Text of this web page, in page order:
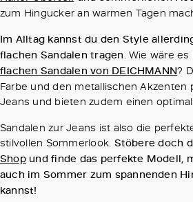
zum Hingucker an warmen Tagen
Im Alltag kannst du den Style
flachen Sandalen tragen. Wie wäre
flachen Sandalen von DEICHMANN?
Farbe und den metallischen Akzenten
Jeans und bieten zudem einen
Sandalen zur Jeans ist also die
stilvollen Sommerlook. Stöbere doch
Shopund finde das perfekte Modell,
auch im Sommer zum spannenden
kannst!